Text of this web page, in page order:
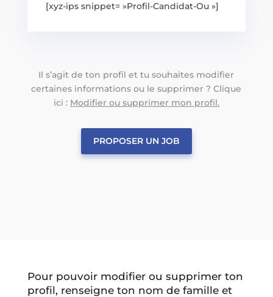
[xyz-ips snippet= »Profil-Candidat-Ou »]
Il s’agit de ton profil et tu souhaites modifier
certaines informations ou le supprimer ? Clique
ici : Modifier ou supprimer mon profil.
PROPOSER UN JOB
Pour pouvoir modifier ou supprimer ton
profil, renseigne ton nom de famille et